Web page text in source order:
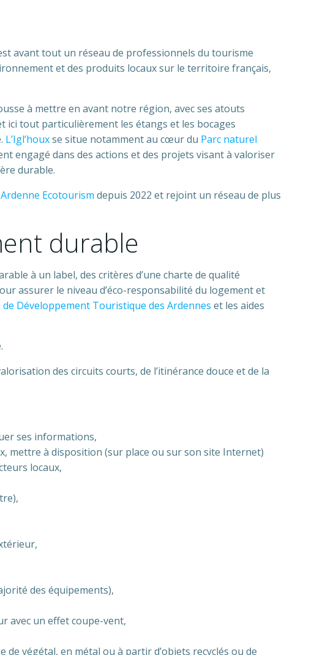
avant tout un réseau de professionnels du tourisme
et des produits locaux sur le territoire français,
à mettre en avant notre région, avec ses atouts
ici tout particulièrement les étangs et les bocages
L’Igl’houxse situe notamment au cœur du Parc naturel
engagé dans des actions et des projets visant à valoriser
durable.
Ecotourism depuis 2022 et rejoint un réseau de plus
durable
à un label, des critères d’une charte de qualité
assurer le niveau d’éco-responsabilité du logement et
de Développement Touristique des Ardennes et les aides
des circuits courts, de l’itinérance douce et de la
ses informations,
mettre à disposition (sur place ou sur son site Internet)
locaux,
des équipements),
avec un effet coupe-vent,
végétal, en métal ou à partir d’objets recyclés ou de